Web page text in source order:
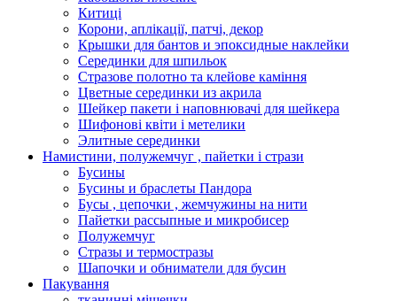
Китиці
Корони, аплікації, патчі, декор
Крышки для бантов и эпоксидные наклейки
Серединки для шпильок
Стразове полотно та клейове каміння
Цветные серединки из акрила
Шейкер пакети і наповнювачі для шейкера
Шифонові квіти і метелики
Элитные серединки
Намистини, полужемчуг , пайетки і стрази
Бусины
Бусины и браслеты Пандора
Бусы , цепочки , жемчужины на нити
Пайетки рассыпные и микробисер
Полужемчуг
Стразы и термостразы
Шапочки и обниматели для бусин
Пакування